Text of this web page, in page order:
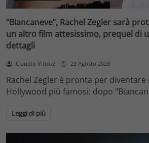
“Biancaneve”, Rachel Zegler sarà
un altro film attesissimo, prequel di
dettagli
Claudio Vittozzi 23 Agosto 2023
Rachel Zegler è pronta per
Hollywood più famosi: dopo
Leggi di più